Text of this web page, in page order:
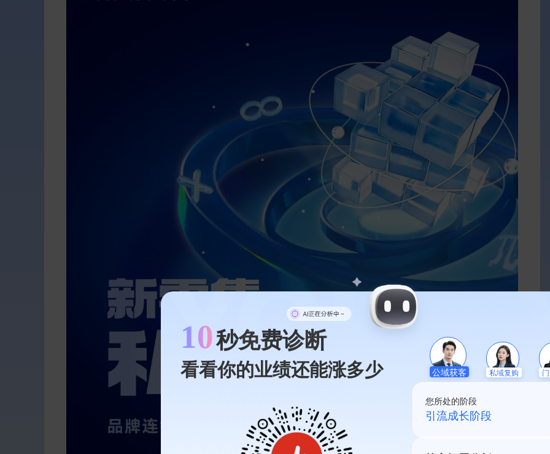
10秒免费诊断
看看你的业绩还能涨多少 公域获客 私域复购
您所处的阶段
私域起盘阶段